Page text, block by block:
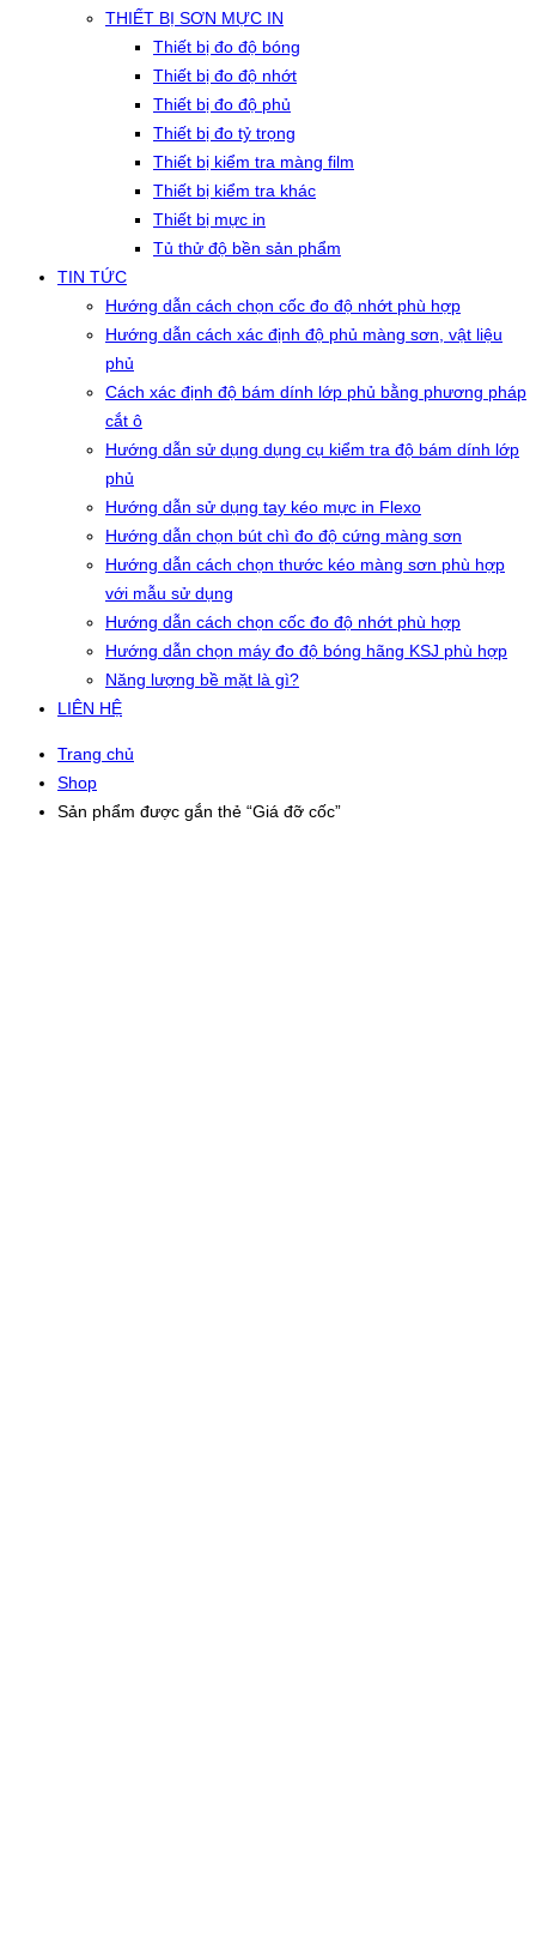
THIẾT BỊ SƠN MỰC IN
Thiết bị đo độ bóng
Thiết bị đo độ nhớt
Thiết bị đo độ phủ
Thiết bị đo tỷ trọng
Thiết bị kiểm tra màng film
Thiết bị kiểm tra khác
Thiết bị mực in
Tủ thử độ bền sản phẩm
TIN TỨC
Hướng dẫn cách chọn cốc đo độ nhớt phù hợp
Hướng dẫn cách xác định độ phủ màng sơn, vật liệu
phủ
Cách xác định độ bám dính lớp phủ bằng phương pháp
cắt ô
Hướng dẫn sử dụng dụng cụ kiểm tra độ bám dính lớp
phủ
Hướng dẫn sử dụng tay kéo mực in Flexo
Hướng dẫn chọn bút chì đo độ cứng màng sơn
Hướng dẫn cách chọn thước kéo màng sơn phù hợp
với mẫu sử dụng
Hướng dẫn cách chọn cốc đo độ nhớt phù hợp
Hướng dẫn chọn máy đo độ bóng hãng KSJ phù hợp
Năng lượng bề mặt là gì?
LIÊN HỆ
Trang chủ
Shop
Sản phẩm được gắn thẻ “Giá đỡ cốc”